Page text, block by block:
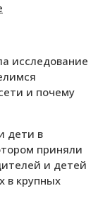
исследование
и почему
дети в
приняли
и детей
в крупных